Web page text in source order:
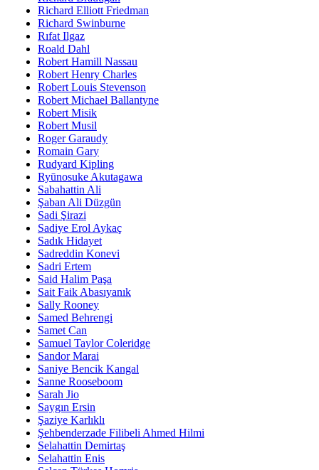
Richard Elliott Friedman
Richard Swinburne
Rıfat Ilgaz
Roald Dahl
Robert Hamill Nassau
Robert Henry Charles
Robert Louis Stevenson
Robert Michael Ballantyne
Robert Misik
Robert Musil
Roger Garaudy
Romain Gary
Rudyard Kipling
Ryūnosuke Akutagawa
Sabahattin Ali
Şaban Ali Düzgün
Sadi Şirazi
Sadiye Erol Aykaç
Sadık Hidayet
Sadreddin Konevi
Sadri Ertem
Said Halim Paşa
Sait Faik Abasıyanık
Sally Rooney
Samed Behrengi
Samet Can
Samuel Taylor Coleridge
Sandor Marai
Saniye Bencik Kangal
Sanne Rooseboom
Sarah Jio
Saygın Ersin
Şaziye Karlıklı
Şehbenderzade Filibeli Ahmed Hilmi
Selahattin Demirtaş
Selahattin Enis